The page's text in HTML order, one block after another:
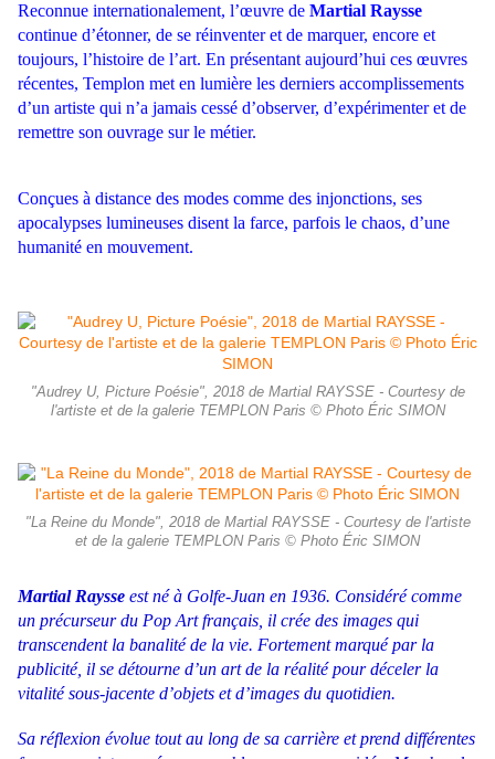
Reconnue internationalement, l’œuvre de Martial Raysse
continue d’étonner, de se réinventer et de marquer, encore et
toujours, l’histoire de l’art. En présentant aujourd’hui ces œuvres
récentes, Templon met en lumière les derniers accomplissements
d’un artiste qui n’a jamais cessé d’observer, d’expérimenter et de
remettre son ouvrage sur le métier.
Conçues à distance des modes comme des injonctions, ses
apocalypses lumineuses disent la farce, parfois le chaos, d’une
humanité en mouvement.
"Audrey U, Picture Poésie", 2018 de Martial RAYSSE - Courtesy de
l'artiste et de la galerie TEMPLON Paris © Photo Éric SIMON
"La Reine du Monde", 2018 de Martial RAYSSE - Courtesy de l'artiste
et de la galerie TEMPLON Paris © Photo Éric SIMON
Martial Raysse est né à Golfe-Juan en 1936. Considéré comme
un précurseur du Pop Art français, il crée des images qui
transcendent la banalité de la vie. Fortement marqué par la
publicité, il se détourne d’un art de la réalité pour déceler la
vitalité sous-jacente d’objets et d’images du quotidien.
Sa réflexion évolue tout au long de sa carrière et prend différentes